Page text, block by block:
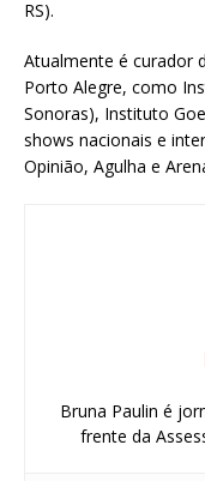
RS).
Atualmente é curador
Porto Alegre, como
Sonoras), Instituto
shows nacionais e
Opinião, Agulha e
Bruna Paulin é
frente da